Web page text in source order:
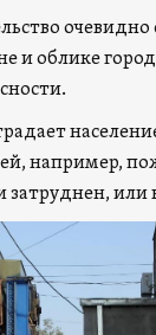
очевидно
и облике
например,
или